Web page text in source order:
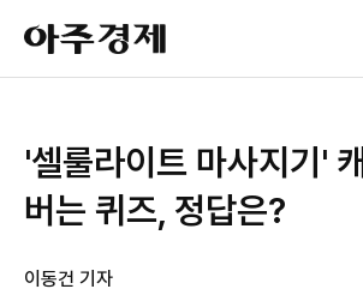
아
주
경
'셀룰라이트 마사지기'
버는 퀴즈, 정답은?
이동건 기자